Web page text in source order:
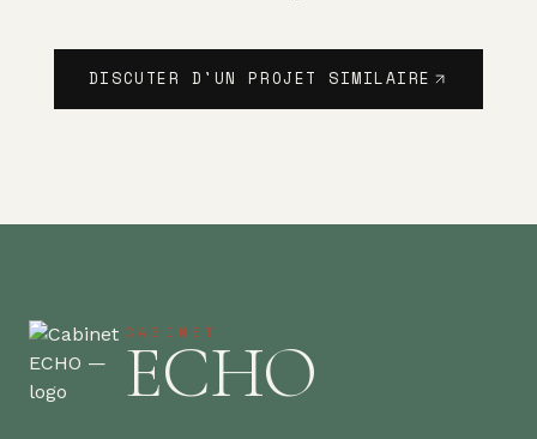
DISCUTER D'UN PROJET SIMILAIRE
CABINET
ECHO